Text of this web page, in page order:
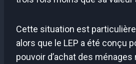
Cette situation est
alors que le LEP a été conçu
pouvoir d’achat des